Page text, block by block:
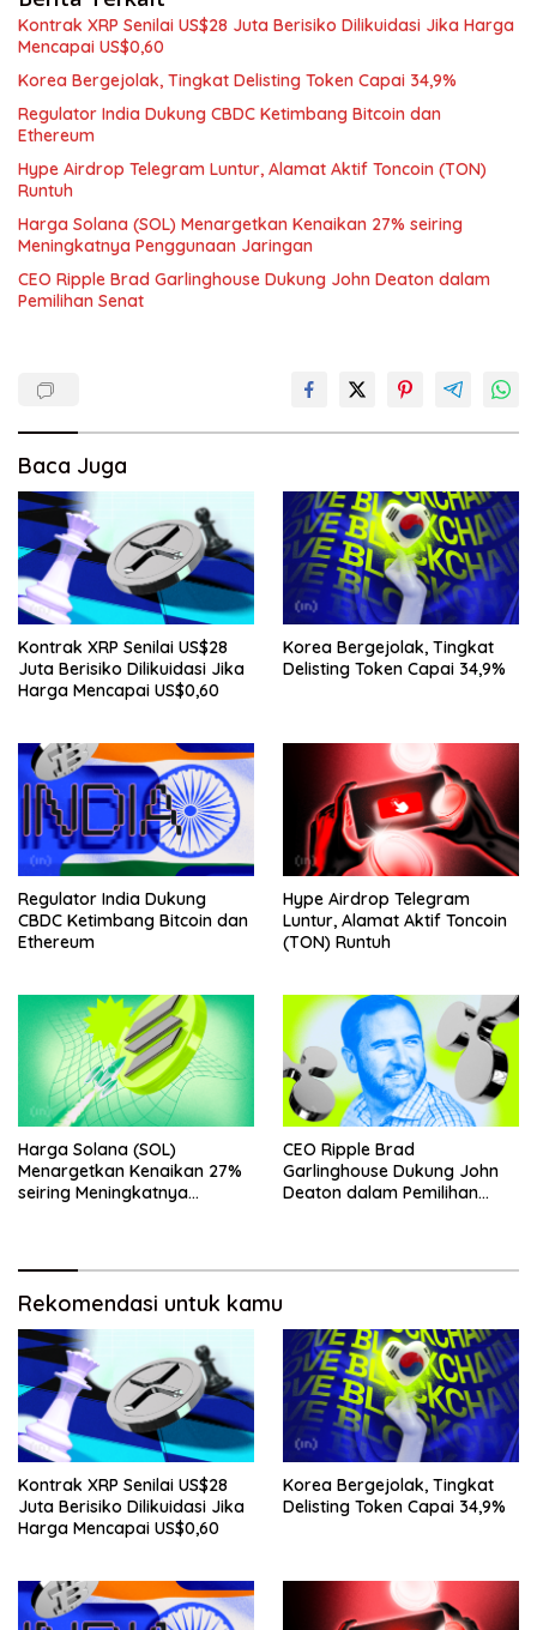
Kontrak XRP Senilai US$28 Juta Berisiko Dilikuidasi Jika Harga
Mencapai US$0,60
Korea Bergejolak, Tingkat Delisting Token Capai 34,9%
Regulator India Dukung CBDC Ketimbang Bitcoin dan
Ethereum
Hype Airdrop Telegram Luntur, Alamat Aktif Toncoin (TON)
Runtuh
Harga Solana (SOL) Menargetkan Kenaikan 27% seiring
Meningkatnya Penggunaan Jaringan
CEO Ripple Brad Garlinghouse Dukung John Deaton dalam
Pemilihan Senat
Baca Juga
Kontrak XRP Senilai US$28
Juta Berisiko Dilikuidasi Jika
Harga Mencapai US$0,60
Korea Bergejolak, Tingkat
Delisting Token Capai 34,9%
Regulator India Dukung
CBDC Ketimbang Bitcoin dan
Ethereum
Hype Airdrop Telegram
Luntur, Alamat Aktif Toncoin
(TON) Runtuh
Harga Solana (SOL)
Menargetkan Kenaikan 27%
seiring Meningkatnya
CEO Ripple Brad
Garlinghouse Dukung John
Deaton dalam Pemilihan
Rekomendasi untuk kamu
Kontrak XRP Senilai US$28
Juta Berisiko Dilikuidasi Jika
Harga Mencapai US$0,60
Korea Bergejolak, Tingkat
Delisting Token Capai 34,9%